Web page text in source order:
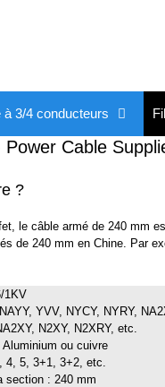
à 3/4 conducteurs
Cable
?
le câble armé de 240 mm
de 240 mm en Chine. Par
1KV
YVV, NYCY, NYRY,
N2XY, N2XRY, etc.
ou cuivre
4, 5, 3+1, 3+2, etc.
section : 240 mm